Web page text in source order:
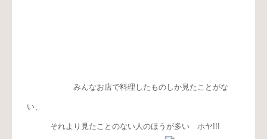
みんなお店で料理したものしか見たことがな
い、
それより見たことのない人のほうが多い ホヤ!!!